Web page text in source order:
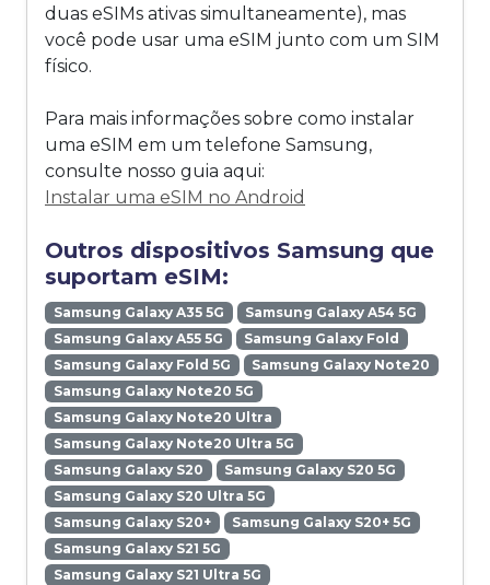
duas eSIMs ativas simultaneamente), mas
você pode usar uma eSIM junto com um SIM
físico.
Para mais informações sobre como instalar
uma eSIM em um telefone Samsung,
consulte nosso guia aqui:
Instalar uma eSIM no Android
Outros dispositivos Samsung que
suportam eSIM:
Samsung Galaxy A35 5G
Samsung Galaxy A54 5G
Samsung Galaxy A55 5G
Samsung Galaxy Fold
Samsung Galaxy Fold 5G
Samsung Galaxy Note20
Samsung Galaxy Note20 5G
Samsung Galaxy Note20 Ultra
Samsung Galaxy Note20 Ultra 5G
Samsung Galaxy S20
Samsung Galaxy S20 5G
Samsung Galaxy S20 Ultra 5G
Samsung Galaxy S20+
Samsung Galaxy S20+ 5G
Samsung Galaxy S21 5G
Samsung Galaxy S21 Ultra 5G